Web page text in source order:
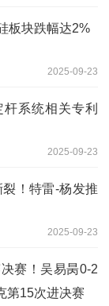
板块跌幅达2%
2025-09-23
系统相关专利
2025-09-23
！特雷-杨发推
2025-09-23
赛！吴易昺0-2
第15次进决赛